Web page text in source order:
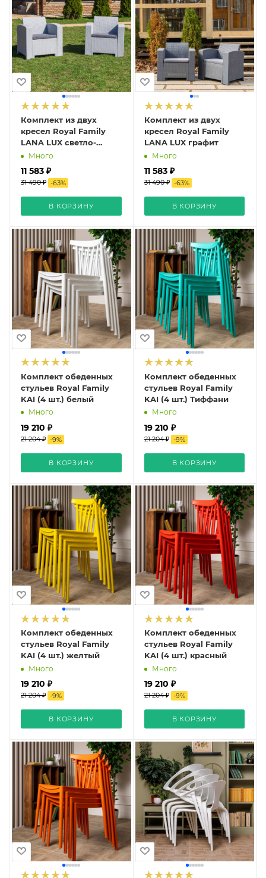
Комплект из двух
кресел Royal Family
LANA LUX светло-
серый
Много
11 583 ₽
31 490 ₽ -63%
В КОРЗИНУ
Комплект из двух
кресел Royal Family
LANA LUX графит
Много
11 583 ₽
31 490 ₽ -63%
В КОРЗИНУ
Комплект обеденных
стульев Royal Family
KAI (4 шт.) белый
Много
19 210 ₽
21 204 ₽ -9%
В КОРЗИНУ
Комплект обеденных
стульев Royal Family
KAI (4 шт.) Тиффани
Много
19 210 ₽
21 204 ₽ -9%
В КОРЗИНУ
Комплект обеденных
стульев Royal Family
KAI (4 шт.) желтый
Много
19 210 ₽
21 204 ₽ -9%
В КОРЗИНУ
Комплект обеденных
стульев Royal Family
KAI (4 шт.) красный
Много
19 210 ₽
21 204 ₽ -9%
В КОРЗИНУ